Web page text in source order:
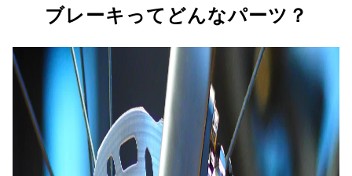
ブレーキってどんなパーツ？